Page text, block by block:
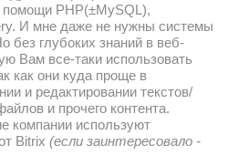
и разработать сайт типа
помощи PHP(±MySQL),
И мне даже не нужны системы
без глубоких знаний в веб-
Вам все-таки использовать
как они куда проще в
и редактировании текстов/
и прочего контента.
компании используют
Bitrix